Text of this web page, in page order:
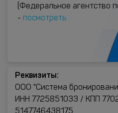
(Федеральное агентство
- посмотреть
Реквизиты:
ООО "Система
ИНН 7725851033 / КПП